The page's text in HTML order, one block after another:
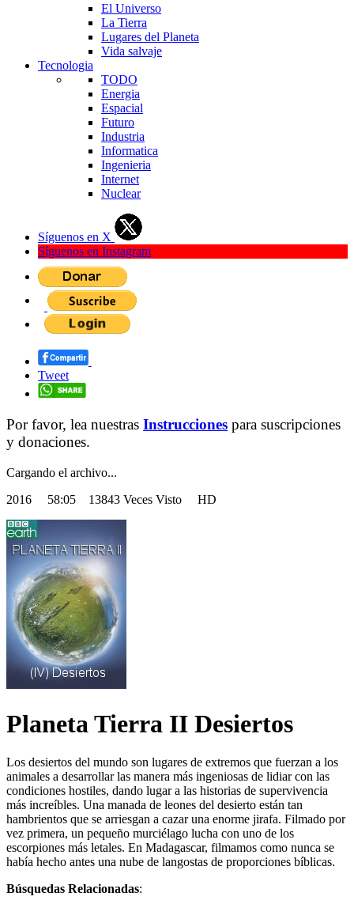
El Universo
La Tierra
Lugares del Planeta
Vida salvaje
Tecnologia
TODO
Energia
Espacial
Futuro
Industria
Informatica
Ingenieria
Internet
Nuclear
Síguenos en X
Síguenos en Instagram
Tweet
Por favor, lea nuestras Instrucciones para suscripciones
y donaciones.
Cargando el archivo...
2016 58:05 13843 Veces Visto HD
Planeta Tierra II Desiertos
Los desiertos del mundo son lugares de extremos que fuerzan a los
animales a desarrollar las manera más ingeniosas de lidiar con las
condiciones hostiles, dando lugar a las historias de supervivencia
más increíbles. Una manada de leones del desierto están tan
hambrientos que se arriesgan a cazar una enorme jirafa. Filmado por
vez primera, un pequeño murciélago lucha con uno de los
escorpiones más letales. En Madagascar, filmamos como nunca se
había hecho antes una nube de langostas de proporciones bíblicas.
Búsquedas Relacionadas: